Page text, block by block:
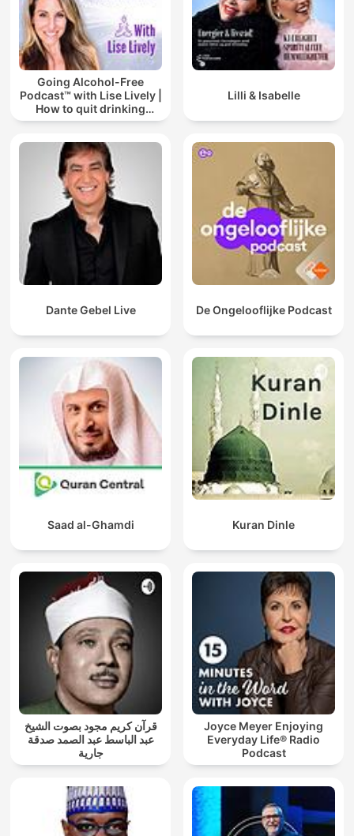
Going Alcohol-Free
Podcast™ with Lise Lively |
How to quit drinking
alcohol
Lilli & Isabelle
Dante Gebel Live De Ongelooflijke Podcast
Saad al-Ghamdi Kuran Dinle
قرآن كريم مجود بصوت الشيخ
عبد الباسط عبد الصمد صدقة
جارية
Joyce Meyer Enjoying
Everyday Life® Radio
Podcast